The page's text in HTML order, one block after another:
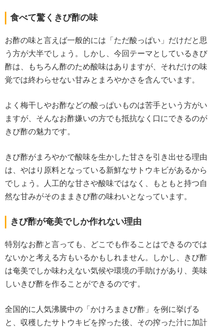
食べて驚くきび酢の味
お酢の味と言えば一般的には「ただ酸っぱい」だけだと思
う方が大半でしょう。しかし、今回テーマとしているきび
酢は、もちろん酢のため酸味はありますが、それだけの味
覚では終わらせない甘みとまろやかさを含んでいます。
よく梅干しやお酢などの酸っぱいものは苦手という方がい
ますが、そんなお酢嫌いの方でも抵抗なく口にできるのが
きび酢の魅力です。
きび酢がまろやかで酸味を生かした甘さを引き出せる理由
は、やはり原料となっている新鮮なサトウキビがあるから
でしょう。人工的な甘さや酸味ではなく、もともと持つ自
然な甘みがそのままきび酢の味わいとなっています。
きび酢が奄美でしか作れない理由
特別なお酢と言っても、どこでも作ることはできるのでは
ないかと考える方もいるかもしれません。しかし、きび酢
は奄美でしか味わえない気候や環境の手助けがあり、美味
しいきび酢を作ることができるのです。
全国的に人気沸騰中の「かけろまきび酢」を例に挙げる
と、収穫したサトウキビを搾った後、その搾った汁に加計